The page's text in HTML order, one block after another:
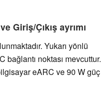
Giriş/Çıkış ayrımı
Yukarı yönlü
bağlantı noktası mevcuttur.
eARC ve 90 W güç